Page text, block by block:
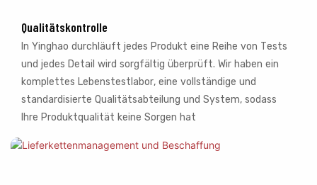
Qualitätskontrolle
In Yinghao durchläuft jedes Produkt eine Reihe von Tests
und jedes Detail wird sorgfältig überprüft. Wir haben ein
komplettes Lebenstestlabor, eine vollständige und
standardisierte Qualitätsabteilung und System, sodass
Ihre Produktqualität keine Sorgen hat